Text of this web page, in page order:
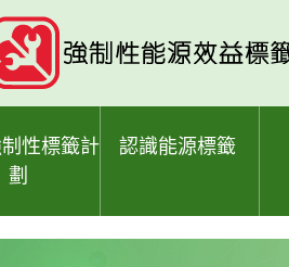
性標籤計
劃
認識能源標籤